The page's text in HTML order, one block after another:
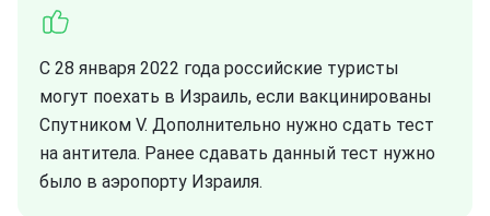
С 28 января 2022 года российские туристы
могут поехать в Израиль, если вакцинированы
Спутником V. Дополнительно нужно сдать тест
на антитела. Ранее сдавать данный тест нужно
было в аэропорту Израиля.